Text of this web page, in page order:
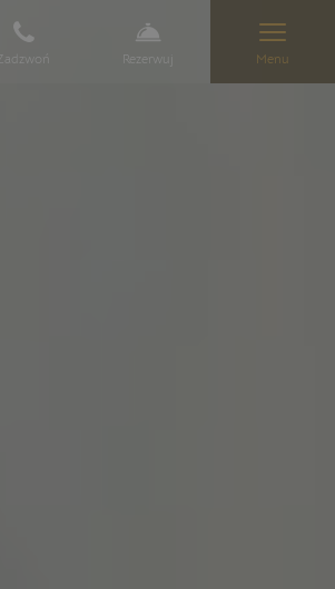
Zadzwoń Rezerwuj Menu